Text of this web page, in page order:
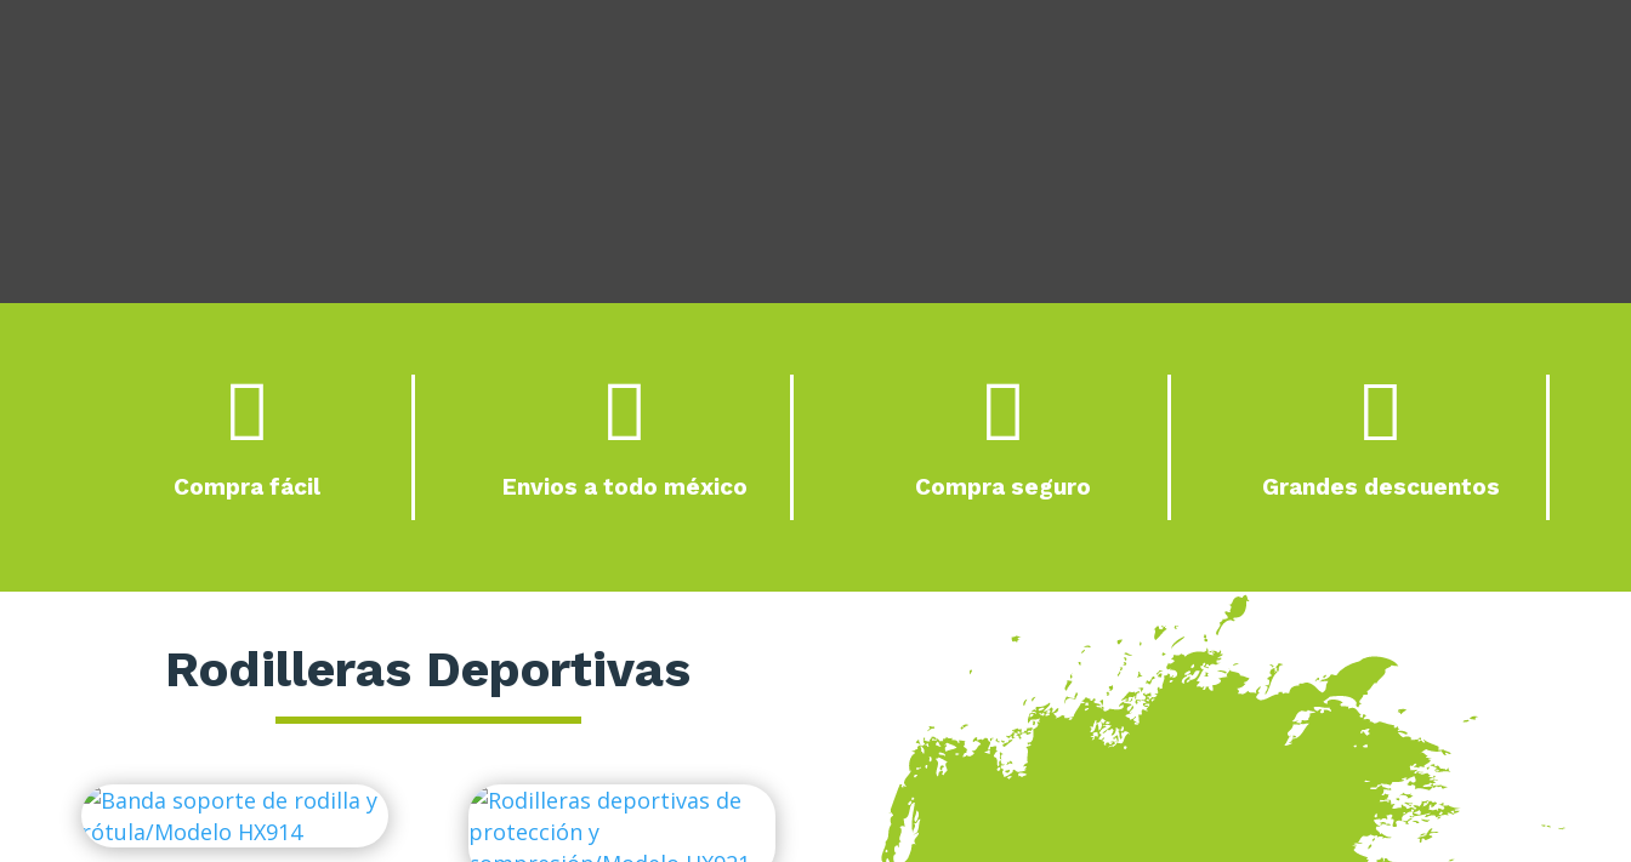

Compra fácil

Envios a todo méxico

Compra seguro

Grandes descuentos
Rodilleras Deportivas